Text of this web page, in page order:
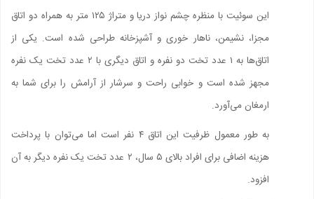
این سوئیت با منظره چشم نواز دریا و متراژ ۱۲۵ متر به همراه دو اتاق
مجزا، نشیمن، ناهار خوری و آشپزخانه طراحی شده است. یکی از
اتاق‌ها به ۱ عدد تخت دو نفره و اتاق دیگری با ۲ عدد تخت یک نفره
مجهز شده است و خوابی راحت و سرشار از آرامش را برای شما به
ارمغان می‌آورد.
به طور معمول ظرفیت این اتاق ۴ نفر است اما می‌توان با پرداخت
هزینه اضافی برای افراد بالای ۵ سال، ۲ عدد تخت یک نفره دیگر به آن
افزود.